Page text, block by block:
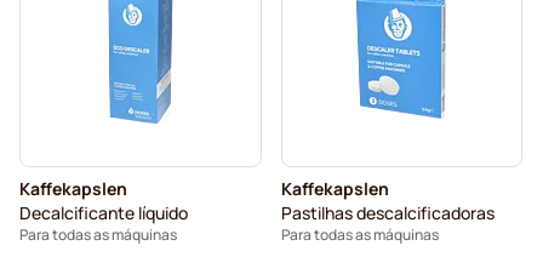
Cápsulas de café L'OR para Nespresso®
Cápsulas Segafredo para Nespresso®
Cápsulas para Nespresso®
Kaffekapslen
Decalcificante líquido
Para todas as máquinas
Kaffekapslen
Pastilhas descalcificadoras
Para todas as máquinas